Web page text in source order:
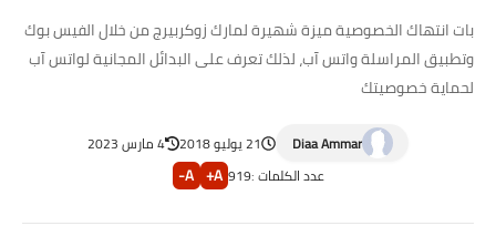
بات انتهاك الخصوصية ميزة شهيرة لمارك زوكربيرج من خلال الفيس بوك
وتطبيق المراسلة واتس آب، لذلك تعرف على البدائل المجانية لواتس آب
لحماية خصوصيتك
Diaa Ammar 21 يوليو 2018
4 مارس 2023
عدد الكلمات :919
A+
A-